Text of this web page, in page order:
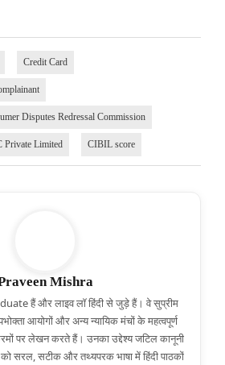
Credit Card
Disputes Redressal Commission
Private Limited CIBIL score
Mishra
हैं और लाइव लॉ हिंदी से जुड़े हैं। वे सुप्रीम
आयोगों और अन्य न्यायिक मंचों के महत्वपूर्ण
पर लेखन करते हैं। उनका उद्देश्य जटिल कानूनी
को सरल, सटीक और तथ्यपरक भाषा में हिंदी पाठकों